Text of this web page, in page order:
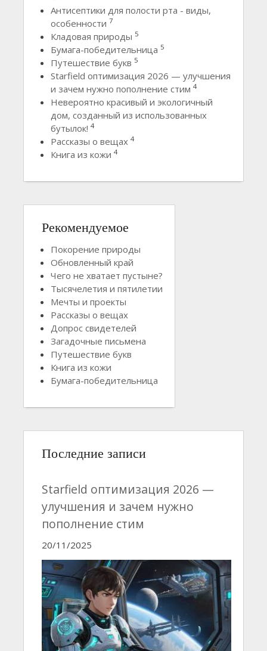
Антисептики для полости рта - виды,
особенности 7
Кладовая природы 5
Бумага-победительница 5
Путешествие букв 5
Starfield оптимизация 2026 — улучшения
и зачем нужно пополнение стим 4
Невероятно красивый и экологичный
дом, созданный из использованных
бутылок! 4
Рассказы о вещах 4
Книга из кожи 4
Рекомендуемое
Покорение природы
Обновленный край
Чего не хватает пустыне?
Тысячелетия и пятилетии
Мечты и проекты
Рассказы о вещах
Допрос свидетелей
Загадочные письмена
Путешествие букв
Книга из кожи
Бумага-победительница
Последние записи
Starfield оптимизация 2026 —
улучшения и зачем нужно
пополнение стим
20/11/2025